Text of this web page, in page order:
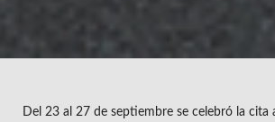
Del 23 al 27 de septiembre se celebró la cita